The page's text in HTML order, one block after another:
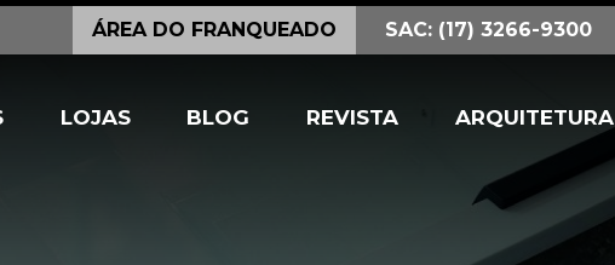
ÁREA DO FRANQUEADO SAC: (17) 3266-9300
LOJAS BLOG REVISTA ARQUITETURA